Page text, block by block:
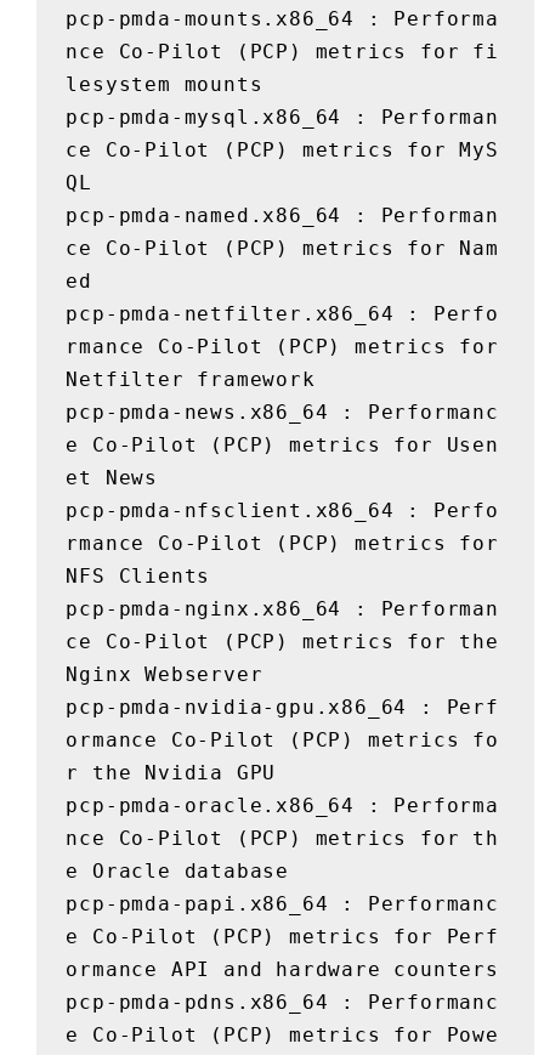
pcp-pmda-mounts.x86_64 : Performa
nce Co-Pilot (PCP) metrics for fi
lesystem mounts
pcp-pmda-mysql.x86_64 : Performan
ce Co-Pilot (PCP) metrics for MyS
QL
pcp-pmda-named.x86_64 : Performan
ce Co-Pilot (PCP) metrics for Nam
ed
pcp-pmda-netfilter.x86_64 : Perfo
rmance Co-Pilot (PCP) metrics for
Netfilter framework
pcp-pmda-news.x86_64 : Performanc
e Co-Pilot (PCP) metrics for Usen
et News
pcp-pmda-nfsclient.x86_64 : Perfo
rmance Co-Pilot (PCP) metrics for
NFS Clients
pcp-pmda-nginx.x86_64 : Performan
ce Co-Pilot (PCP) metrics for the
Nginx Webserver
pcp-pmda-nvidia-gpu.x86_64 : Perf
ormance Co-Pilot (PCP) metrics fo
r the Nvidia GPU
pcp-pmda-oracle.x86_64 : Performa
nce Co-Pilot (PCP) metrics for th
e Oracle database
pcp-pmda-papi.x86_64 : Performanc
e Co-Pilot (PCP) metrics for Perf
ormance API and hardware counters
pcp-pmda-pdns.x86_64 : Performanc
e Co-Pilot (PCP) metrics for Powe